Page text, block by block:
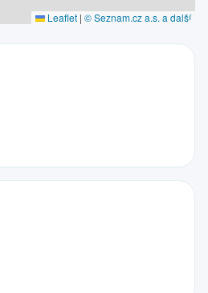
Leaflet | © Seznam.cz a.s. a další